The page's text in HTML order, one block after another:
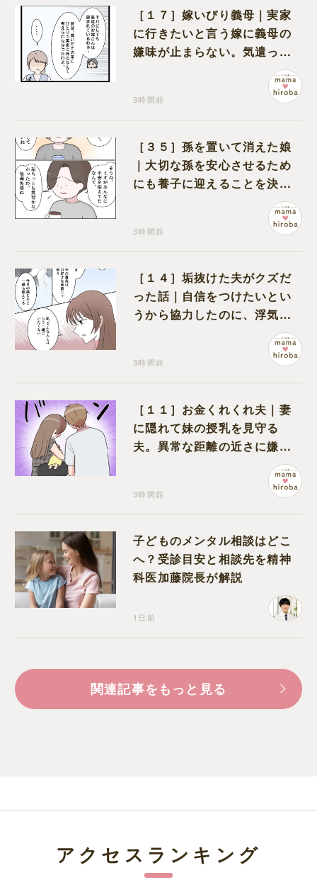
［１７］嫁いびり義母｜実家
に行きたいと言う嫁に義母の
嫌味が止まらない。気遣って
3時間前
［３５］孫を置いて消えた娘
｜大切な孫を安心させるため
にも養子に迎えることを決心
3時間前
［１４］垢抜けた夫がクズだ
った話｜自信をつけたいとい
うから協力したのに、浮気と
3時間前
［１１］お金くれくれ夫｜妻
に隠れて妹の授乳を見守る
夫。異常な距離の近さに嫌悪
3時間前
子どものメンタル相談はどこ
へ？受診目安と相談先を精神
科医加藤院長が解説
1日前
関連記事をもっと見る
アクセスランキング